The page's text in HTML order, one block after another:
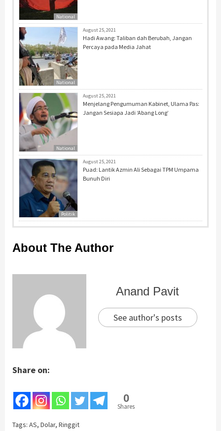
National
National
August 25, 2021
Hadi Awang: Taliban dah Berubah, Jangan
Percaya pada Media Jahat
National
August 25, 2021
Menjelang Pengumuman Kabinet, Ulama Pas:
Jangan Sesiapa Jadi ‘Abang Long’
Politik
August 25, 2021
Puad: Lantik Azmin Ali Sebagai TPM Umpama
Bunuh Diri
About The Author
Anand Pavit
See author's posts
Share on:
0
Shares
Tags: AS, Dolar, Ringgit